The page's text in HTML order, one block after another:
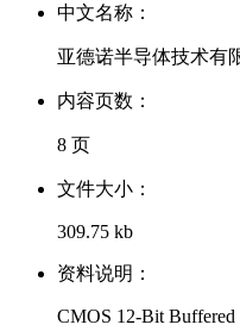
中文名称：
亚德诺半导体技术有
内容页数：
8 页
文件大小：
309.75 kb
资料说明：
CMOS 12-Bit